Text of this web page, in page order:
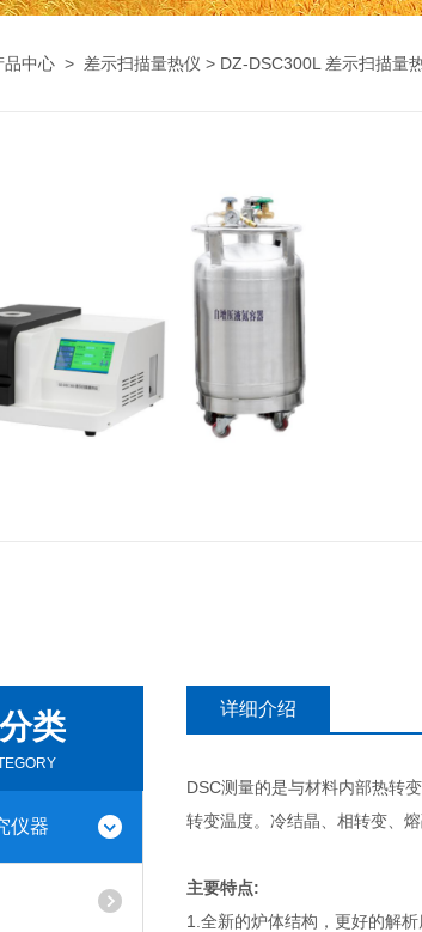
品中心 > 差示扫描量热仪 > DZ-DSC300L 差示扫描量
类
仪器
详细介绍
DSC测量的是与材料内部热转
转变温度。冷结晶、相转变、
主要特点:
1.全新的炉体结构，更好的解